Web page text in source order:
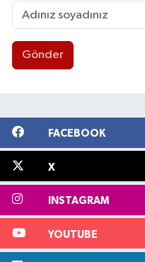
Gönder
FACEBOOK
X
INSTAGRAM
YOUTUBE